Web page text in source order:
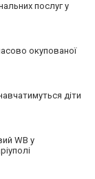
послуг у
окупованої
діти
WB у